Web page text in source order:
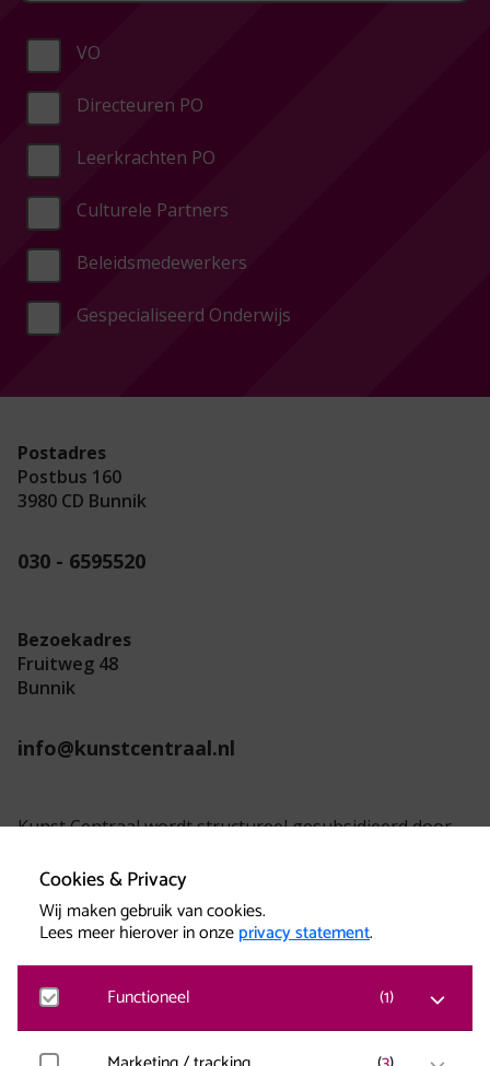
Cookies & Privacy
Wij maken gebruik van cookies.
Lees meer hierover in onzeprivacy statement.
Functioneel (1)
VO
Directeuren PO
Leerkrachten PO
Culturele Partners
Beleidsmedewerkers
Gespecialiseerd Onderwijs
Postadres
Postbus 160
3980 CD Bunnik
030 - 6595520
Bezoekadres
Fruitweg 48
Bunnik
info@kunstcentraal.nl
Kunst Centraal wordt structureel gesubsidieerd door
Kunst Centraal versterkt creatieve kracht.